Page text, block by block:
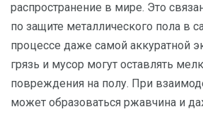
распространение в мире. Это
по защите металлического пола в
процессе даже самой аккуратной
грязь и мусор могут оставлять
повреждения на полу. При
может образоваться ржавчина и